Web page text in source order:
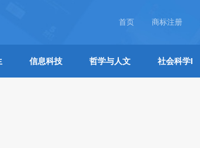
首页 商标注册
信息科技 哲学与人文 社会科学I